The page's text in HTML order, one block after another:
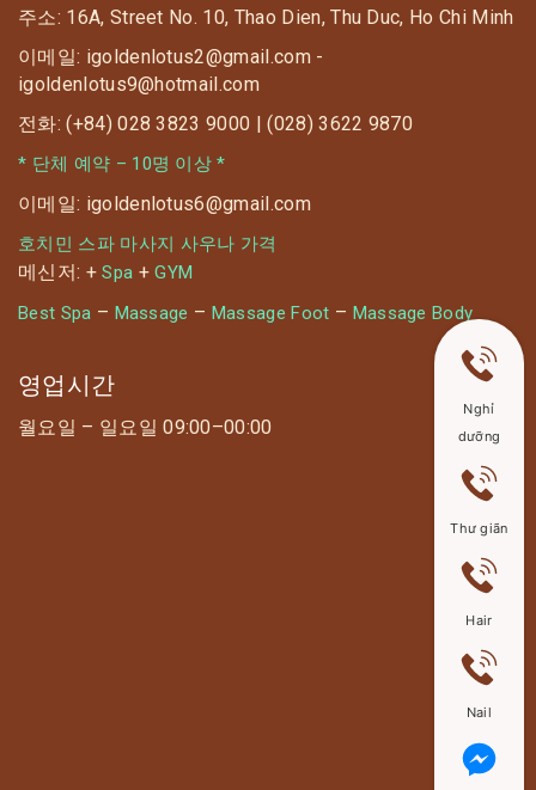
주소: 16A, Street No. 10, Thao Dien, Thu Duc, Ho Chi Minh
이메일: igoldenlotus2@gmail.com -
igoldenlotus9@hotmail.com
전화: (+84) 028 3823 9000 | (028) 3622 9870
* 단체 예약 – 10명 이상 *
이메일: igoldenlotus6@gmail.com
호치민 스파 마사지 사우나 가격
메신저: +Spa +GYM
Best Spa – Massage – Massage Foot – Massage Body
영업시간
월요일 – 일요일 09:00–00:00
Nghỉ
dưỡng
Thư giãn
Hair
Nail